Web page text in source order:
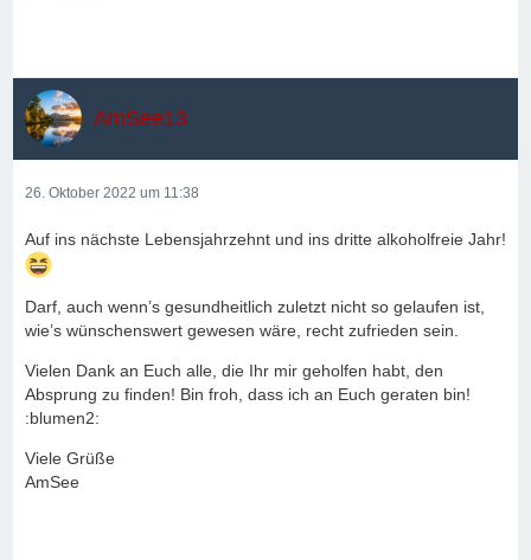
AmSee13
26. Oktober 2022 um 11:38
Auf ins nächste Lebensjahrzehnt und ins dritte alkoholfreie Jahr!
Darf, auch wenn’s gesundheitlich zuletzt nicht so gelaufen ist,
wie’s wünschenswert gewesen wäre, recht zufrieden sein.
Vielen Dank an Euch alle, die Ihr mir geholfen habt, den
Absprung zu finden! Bin froh, dass ich an Euch geraten bin!
:blumen2:
Viele Grüße
AmSee